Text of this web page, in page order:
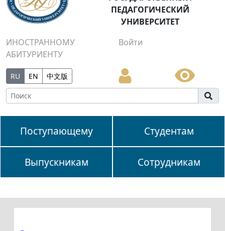
ПЕДАГОГИЧЕСКИЙ
УНИВЕРСИТЕТ
ИНОСТРАННОМУ
АБИТУРИЕНТУ
Войти
RU EN 中文版
Поступающему Студентам
Выпускникам Сотрудникам